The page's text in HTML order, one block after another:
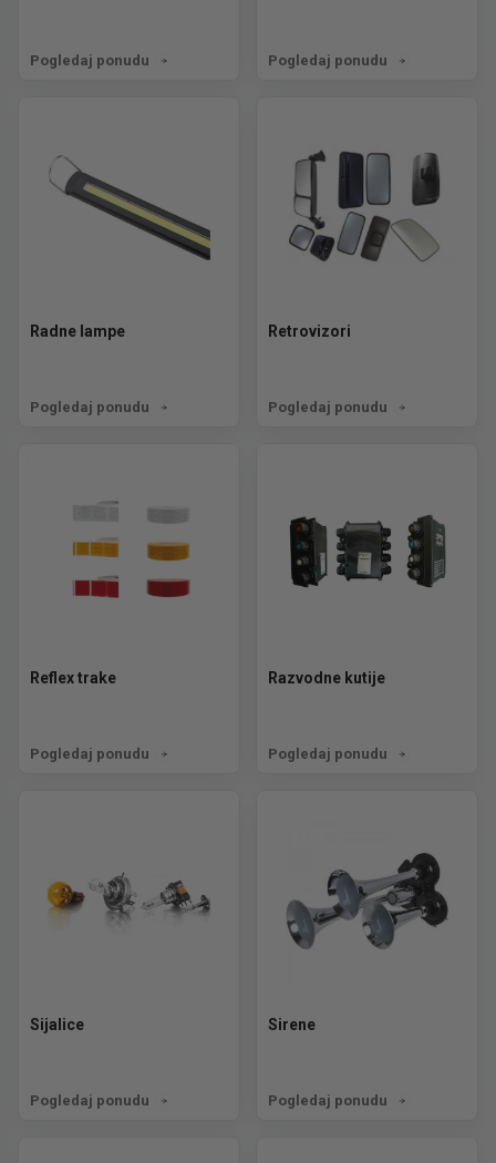
Pogledaj ponudu Pogledaj ponudu
Radne lampe
Pogledaj ponudu
Retrovizori
Pogledaj ponudu
Reflex trake
Pogledaj ponudu
Razvodne kutije
Pogledaj ponudu
Sijalice
Pogledaj ponudu
Sirene
Pogledaj ponudu